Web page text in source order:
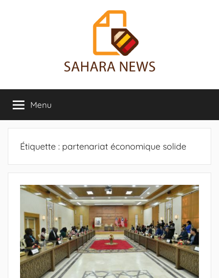
Sahara
News
sur
le
Sahara
révélée
Menu
Étiquette : partenariat économique solide